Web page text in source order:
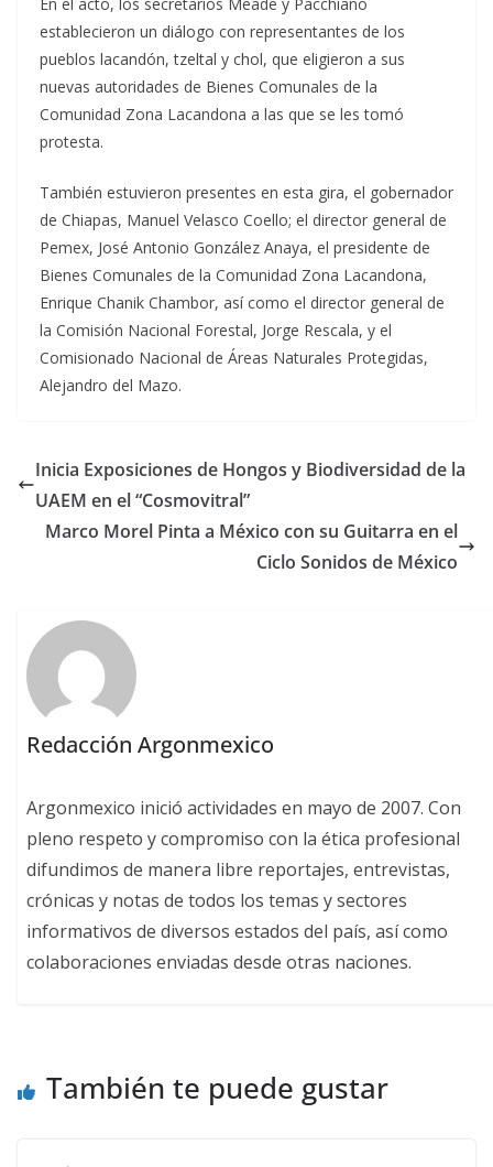
establecieron un diálogo con representantes de los
pueblos lacandón, tzeltal y chol, que eligieron a sus
nuevas autoridades de Bienes Comunales de la
Comunidad Zona Lacandona a las que se les tomó
protesta.
También estuvieron presentes en esta gira, el gobernador
de Chiapas, Manuel Velasco Coello; el director general de
Pemex, José Antonio González Anaya, el presidente de
Bienes Comunales de la Comunidad Zona Lacandona,
Enrique Chanik Chambor, así como el director general de
la Comisión Nacional Forestal, Jorge Rescala, y el
Comisionado Nacional de Áreas Naturales Protegidas,
Alejandro del Mazo.
Inicia Exposiciones de Hongos y Biodiversidad de la
UAEM en el “Cosmovitral”
Marco Morel Pinta a México con su Guitarra en el
Ciclo Sonidos de México
Redacción Argonmexico
Argonmexico inició actividades en mayo de 2007. Con
pleno respeto y compromiso con la ética profesional
difundimos de manera libre reportajes, entrevistas,
crónicas y notas de todos los temas y sectores
informativos de diversos estados del país, así como
colaboraciones enviadas desde otras naciones.
También te puede gustar